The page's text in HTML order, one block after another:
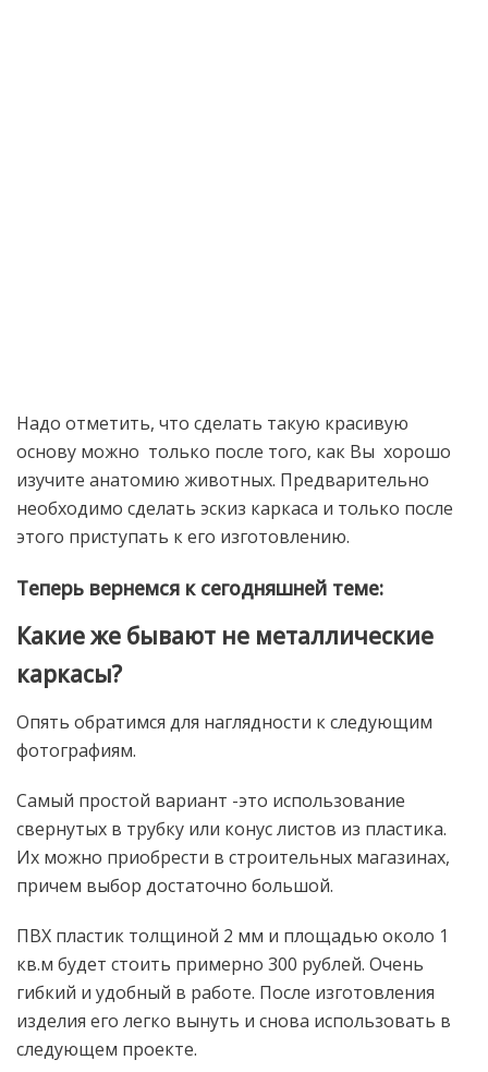
Надо отметить, что сделать такую красивую
основу можно только после того, как Вы хорошо
изучите анатомию животных. Предварительно
необходимо сделать эскиз каркаса и только после
этого приступать к его изготовлению.
Теперь вернемся к сегодняшней теме:
Какие же бывают не металлические
каркасы?
Опять обратимся для наглядности к следующим
фотографиям.
Самый простой вариант -это использование
свернутых в трубку или конус листов из пластика.
Их можно приобрести в строительных магазинах,
причем выбор достаточно большой.
ПВХ пластик толщиной 2 мм и площадью около 1
кв.м будет стоить примерно 300 рублей. Очень
гибкий и удобный в работе. После изготовления
изделия его легко вынуть и снова использовать в
следующем проекте.